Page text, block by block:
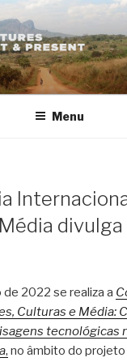
Menu
2022 se realiza a
Culturas e Média:
tecnológicas
, no âmbito do projeto